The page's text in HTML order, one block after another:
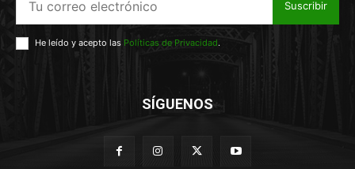
Suscribir
He leído y acepto las Políticas de Privacidad.
SÍGUENOS